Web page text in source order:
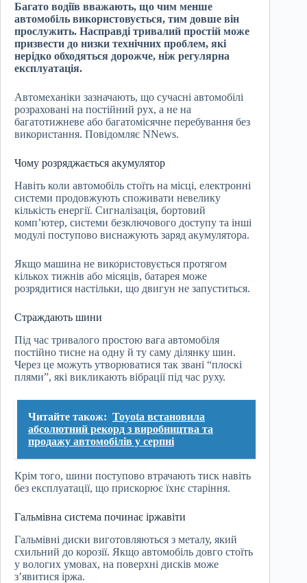
Багато водіїв вважають, що чим менше
автомобіль використовується, тим довше він
прослужить. Насправді тривалий простій може
призвести до низки технічних проблем, які
нерідко обходяться дорожче, ніж регулярна
експлуатація.
Автомеханіки зазначають, що сучасні автомобілі
розраховані на постійний рух, а не на
багатотижневе або багатомісячне перебування без
використання. Повідомляє NNews.
Чому розряджається акумулятор
Навіть коли автомобіль стоїть на місці, електронні
системи продовжують споживати невелику
кількість енергії. Сигналізація, бортовий
комп’ютер, системи безключового доступу та інші
модулі поступово виснажують заряд акумулятора.
Якщо машина не використовується протягом
кількох тижнів або місяців, батарея може
розрядитися настільки, що двигун не запуститься.
Страждають шини
Під час тривалого простою вага автомобіля
постійно тисне на одну й ту саму ділянку шин.
Через це можуть утворюватися так звані “плоскі
плями”, які викликають вібрації під час руху.
Читайте також: Toyota встановила
абсолютний рекорд з виробництва та
продажу автомобілів у серпні
Крім того, шини поступово втрачають тиск навіть
без експлуатації, що прискорює їхнє старіння.
Гальмівна система починає іржавіти
Гальмівні диски виготовляються з металу, який
схильний до корозії. Якщо автомобіль довго стоїть
у вологих умовах, на поверхні дисків може
з’явитися іржа.